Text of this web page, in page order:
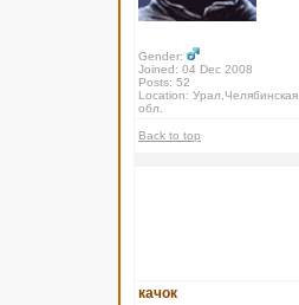
Gender:
Joined: 04 Dec 2008
Posts: 52
Location: Урал,Челябинская
обл.
Back to top
качок